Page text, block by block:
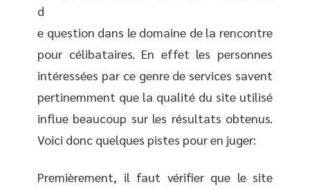
d
e question dans le domaine de la rencontre
pour célibataires. En effet les personnes
intéressées par ce genre de services savent
pertinemment que la qualité du site utilisé
influe beaucoup sur les résultats obtenus.
Voici donc quelques pistes pour en juger:
Premièrement, il faut vérifier que le site